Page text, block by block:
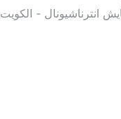
انترناشيونال - الكويت